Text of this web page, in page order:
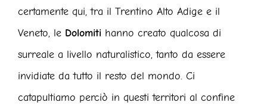
certamente qui, tra il Trentino Alto Adige e il
Veneto, le Dolomiti hanno creato qualcosa di
surreale a livello naturalistico, tanto da essere
invidiate da tutto il resto del mondo. Ci
catapultiamo perciò in questi territori al confine